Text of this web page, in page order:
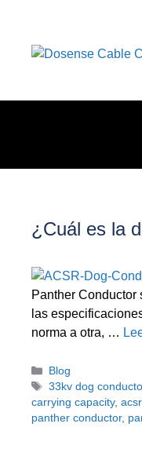
contenido
¿Cuál es la
Panther
las
norma a otra, …
Categorías
Blog
Etiquetas
33kv dog
carrying capacity,
panther conductor,